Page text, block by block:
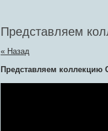
Представляем
« Назад
Представляем коллекцию